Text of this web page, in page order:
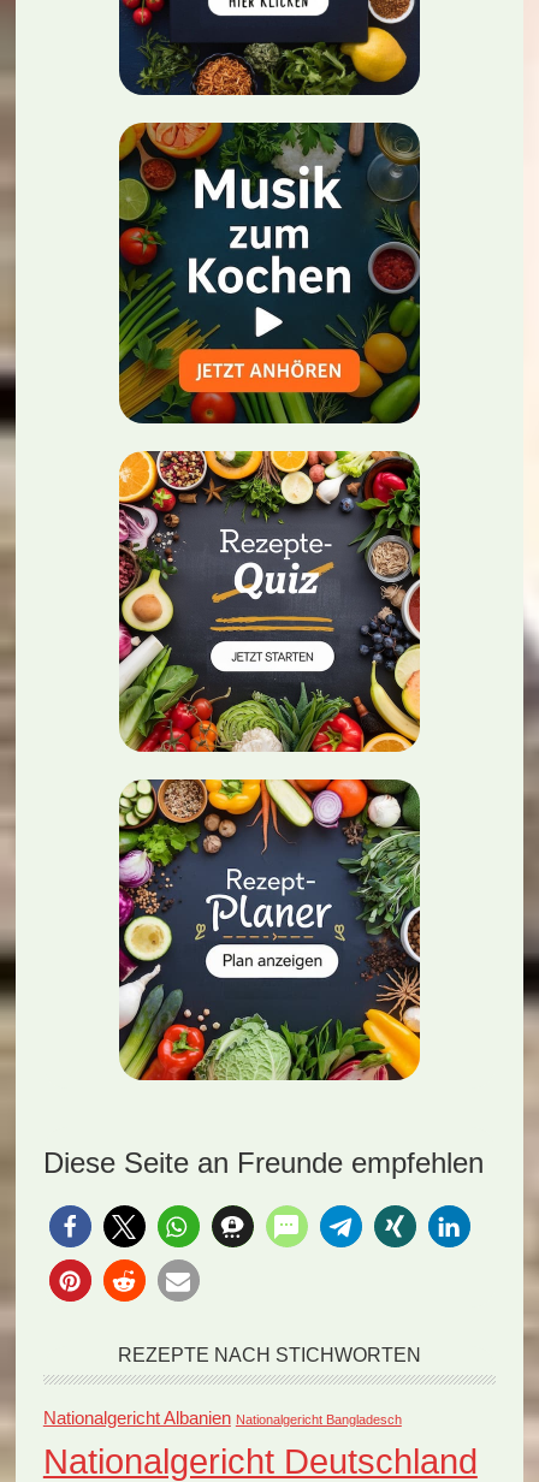
Diese Seite an Freunde empfehlen
REZEPTE NACH STICHWORTEN
Nationalgericht Albanien Nationalgericht Bangladesch
Nationalgericht Deutschland